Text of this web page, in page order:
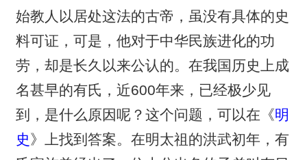
始教人以居处这法的古帝，虽没有具体的史
料可证，可是，他对于中华民族进化的功
劳，却是长久以来公认的。在我国历史上成
名甚早的有氏，近600年来，已经极少见
到，是什么原因呢？这个问题，可以在《明
史》上找到答案。在明太祖的洪武初年，有